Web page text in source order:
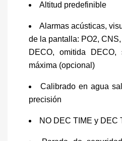
Altitud predefinible
Alarmas acústicas,
de la pantalla: PO2,
DECO, omitida DECO,
máxima (opcional)
Calibrado en agua
precisión
NO DEC TIME y DEC